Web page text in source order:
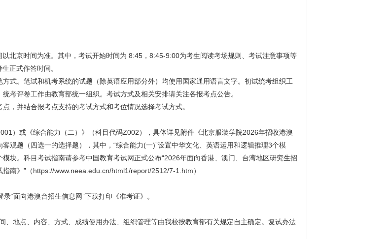
北京时间为准。其中，考试开始时间为 8:45，8:45-9:00为考生阅读考场规则、考试注意事项等
正式作答时间。
式。笔试和机考系统的试题（除英语应用部分外）均使用国家通用语言文字。初试统考组织工
考评卷工作由教育部统一组织。考试方式及相关安排请关注各报考点公告。
，并结合报考点支持的考试方式和考位情况选择考试方式。
）或《综合能力（二）》（科目代码Z002），具体详见附件《北京服装学院2026年招收港澳
观题（四选一的选择题），其中，“综合能力(一)”设置中华文化、英语运用和逻辑推理3个模
块。科目考试指南请参考中国教育考试网正式公布“2026年面向香港、澳门、台湾地区研究生招
南》”（https://www.neea.edu.cn/html1/report/2512/7-1.htm）
“面向港澳台招生信息网”下载打印《准考证》。
地点、内容、方式、成绩使用办法、组织管理等由我校按教育部有关规定自主确定。复试办法